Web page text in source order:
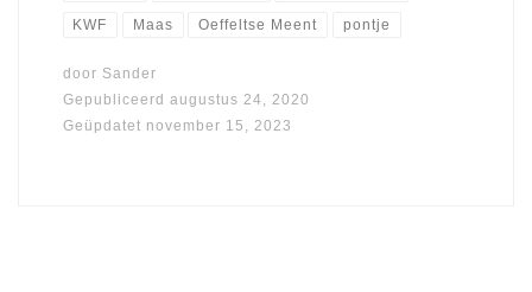
KWF Maas Oeffeltse Meent pontje
door Sander
Gepubliceerd augustus 24, 2020
Geüpdatet november 15, 2023